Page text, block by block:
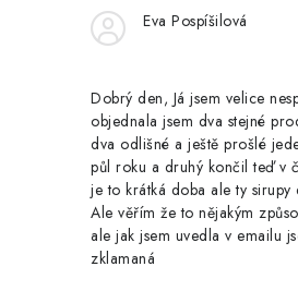
r
v
k
y
v
ý
p
i
Eva Pospíšilová
Dobrý den, Já jsem velice
objednala jsem dva stejné
dva odlišné a ještě prošlé
půl roku a druhý končil teď v
je to krátká doba ale ty sirupy
Ale věřím že to nějakým
ale jak jsem uvedla v emailu
zklamaná